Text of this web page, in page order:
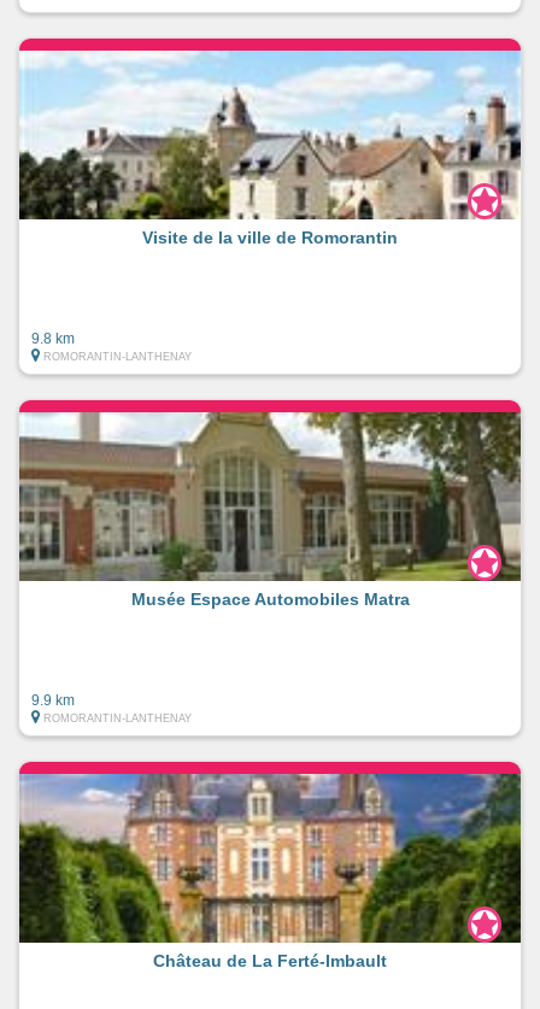
Visite de la ville de Romorantin
9.8 km
ROMORANTIN-LANTHENAY
Musée Espace Automobiles Matra
9.9 km
ROMORANTIN-LANTHENAY
Château de La Ferté-Imbault